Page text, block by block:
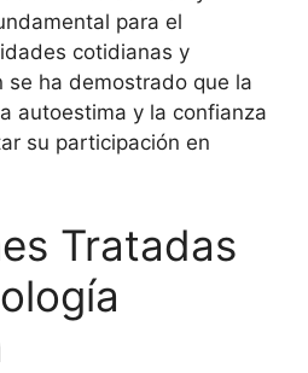
para el
cotidianas y
se ha demostrado que la
autoestima y la confianza
su participación en
Tratadas